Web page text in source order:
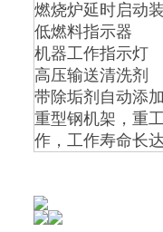
燃烧炉延时启动
低燃料指示器
机器工作指示灯
高压输送清洗剂
带除垢剂自动添
重型钢机架，重
作，工作寿命长